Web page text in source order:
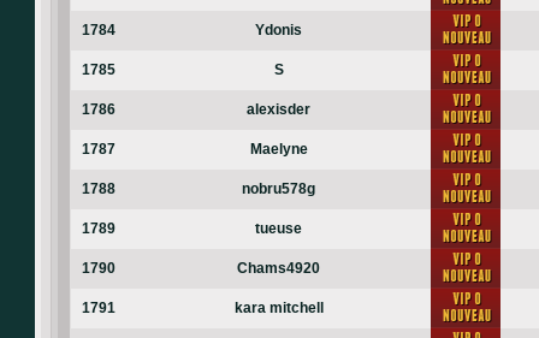
1784 Ydonis
1785 S
1786 alexisder
1787 Maelyne
1788 nobru578g
1789 tueuse
1790 Chams4920
1791 kara mitchell